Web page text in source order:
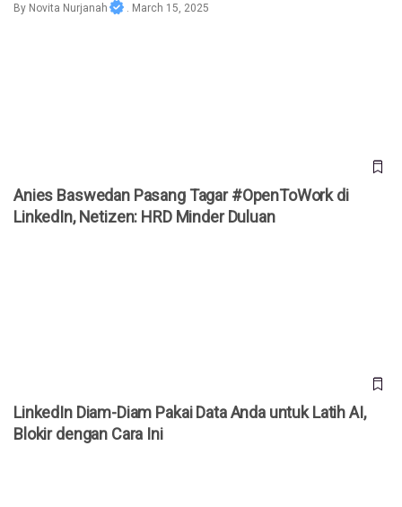
By Novita Nurjanah . March 15, 2025
Anies Baswedan Pasang Tagar #OpenToWork di
LinkedIn, Netizen: HRD Minder Duluan
LinkedIn Diam-Diam Pakai Data Anda untuk Latih AI,
Blokir dengan Cara Ini